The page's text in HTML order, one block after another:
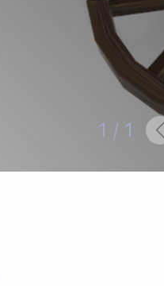
1 / 1